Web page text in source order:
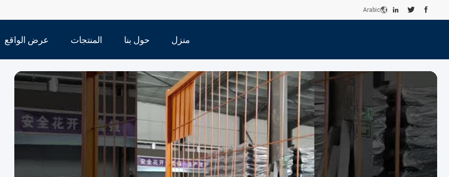
Arabic
منزل حول بنا المنتجات عرض الواقع
الافتراضي